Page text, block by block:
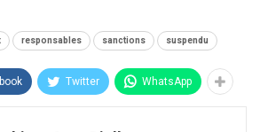
responsables sanctions suspendu
Twitter WhatsApp